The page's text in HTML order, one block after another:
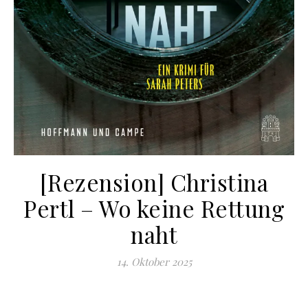
[Rezension] Christina
Pertl – Wo keine Rettung
naht
14. Oktober 2025